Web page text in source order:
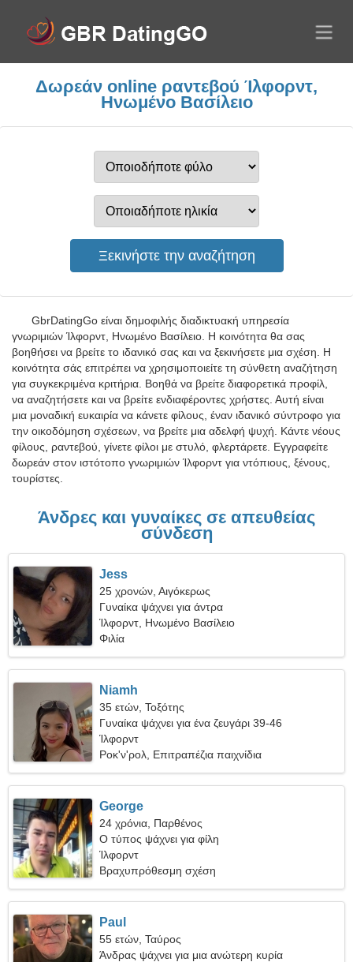
Δωρεάν online ραντεβού Ίλφορντ,
Ηνωμένο Βασίλειο
GbrDatingGo είναι δημοφιλής διαδικτυακή υπηρεσία
γνωριμιών Ίλφορντ, Ηνωμένο Βασίλειο. Η κοινότητα θα σας
βοηθήσει να βρείτε το ιδανικό σας και να ξεκινήσετε μια σχέση. Η
κοινότητα σάς επιτρέπει να χρησιμοποιείτε τη σύνθετη αναζήτηση
για συγκεκριμένα κριτήρια. Βοηθά να βρείτε διαφορετικά προφίλ,
να αναζητήσετε και να βρείτε ενδιαφέροντες χρήστες. Αυτή είναι
μια μοναδική ευκαιρία να κάνετε φίλους, έναν ιδανικό σύντροφο για
την οικοδόμηση σχέσεων, να βρείτε μια αδελφή ψυχή. Κάντε νέους
φίλους, ραντεβού, γίνετε φίλοι με στυλό, φλερτάρετε. Εγγραφείτε
δωρεάν στον ιστότοπο γνωριμιών Ίλφορντ για ντόπιους, ξένους,
τουρίστες.
Άνδρες και γυναίκες σε απευθείας
σύνδεση
Jess
25 χρονών, Αιγόκερως
Γυναίκα ψάχνει για άντρα
Ίλφορντ, Ηνωμένο Βασίλειο
Φιλία
Niamh
35 ετών, Τοξότης
Γυναίκα ψάχνει για ένα ζευγάρι 39-46
Ίλφορντ
Ροκ'ν'ρολ, Επιτραπέζια παιχνίδια
George
24 χρόνια, Παρθένος
Ο τύπος ψάχνει για φίλη
Ίλφορντ
Βραχυπρόθεσμη σχέση
Paul
55 ετών, Ταύρος
Άνδρας ψάχνει για μια ανώτερη κυρία